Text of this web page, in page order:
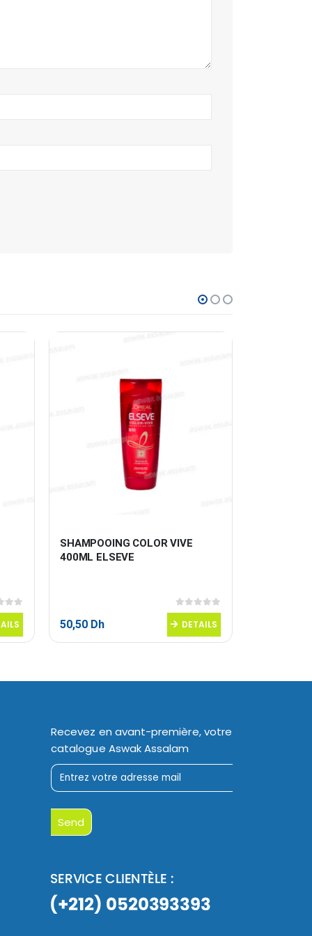
SHAMPOOING COLOR VIVE
400ML ELSEVE
0sur 5
50,50 Dh DETAILS
Recevez en avant-première, votre
catalogue Aswak Assalam